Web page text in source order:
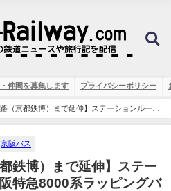
仲間を募集します プライバシーポリシー
路（京都鉄博）まで延伸】ステーションループ
導入 京阪特急の車内メロディが流れるよう
京阪バス
鉄博）まで延伸】ステー
特急8000系ラッピングバ